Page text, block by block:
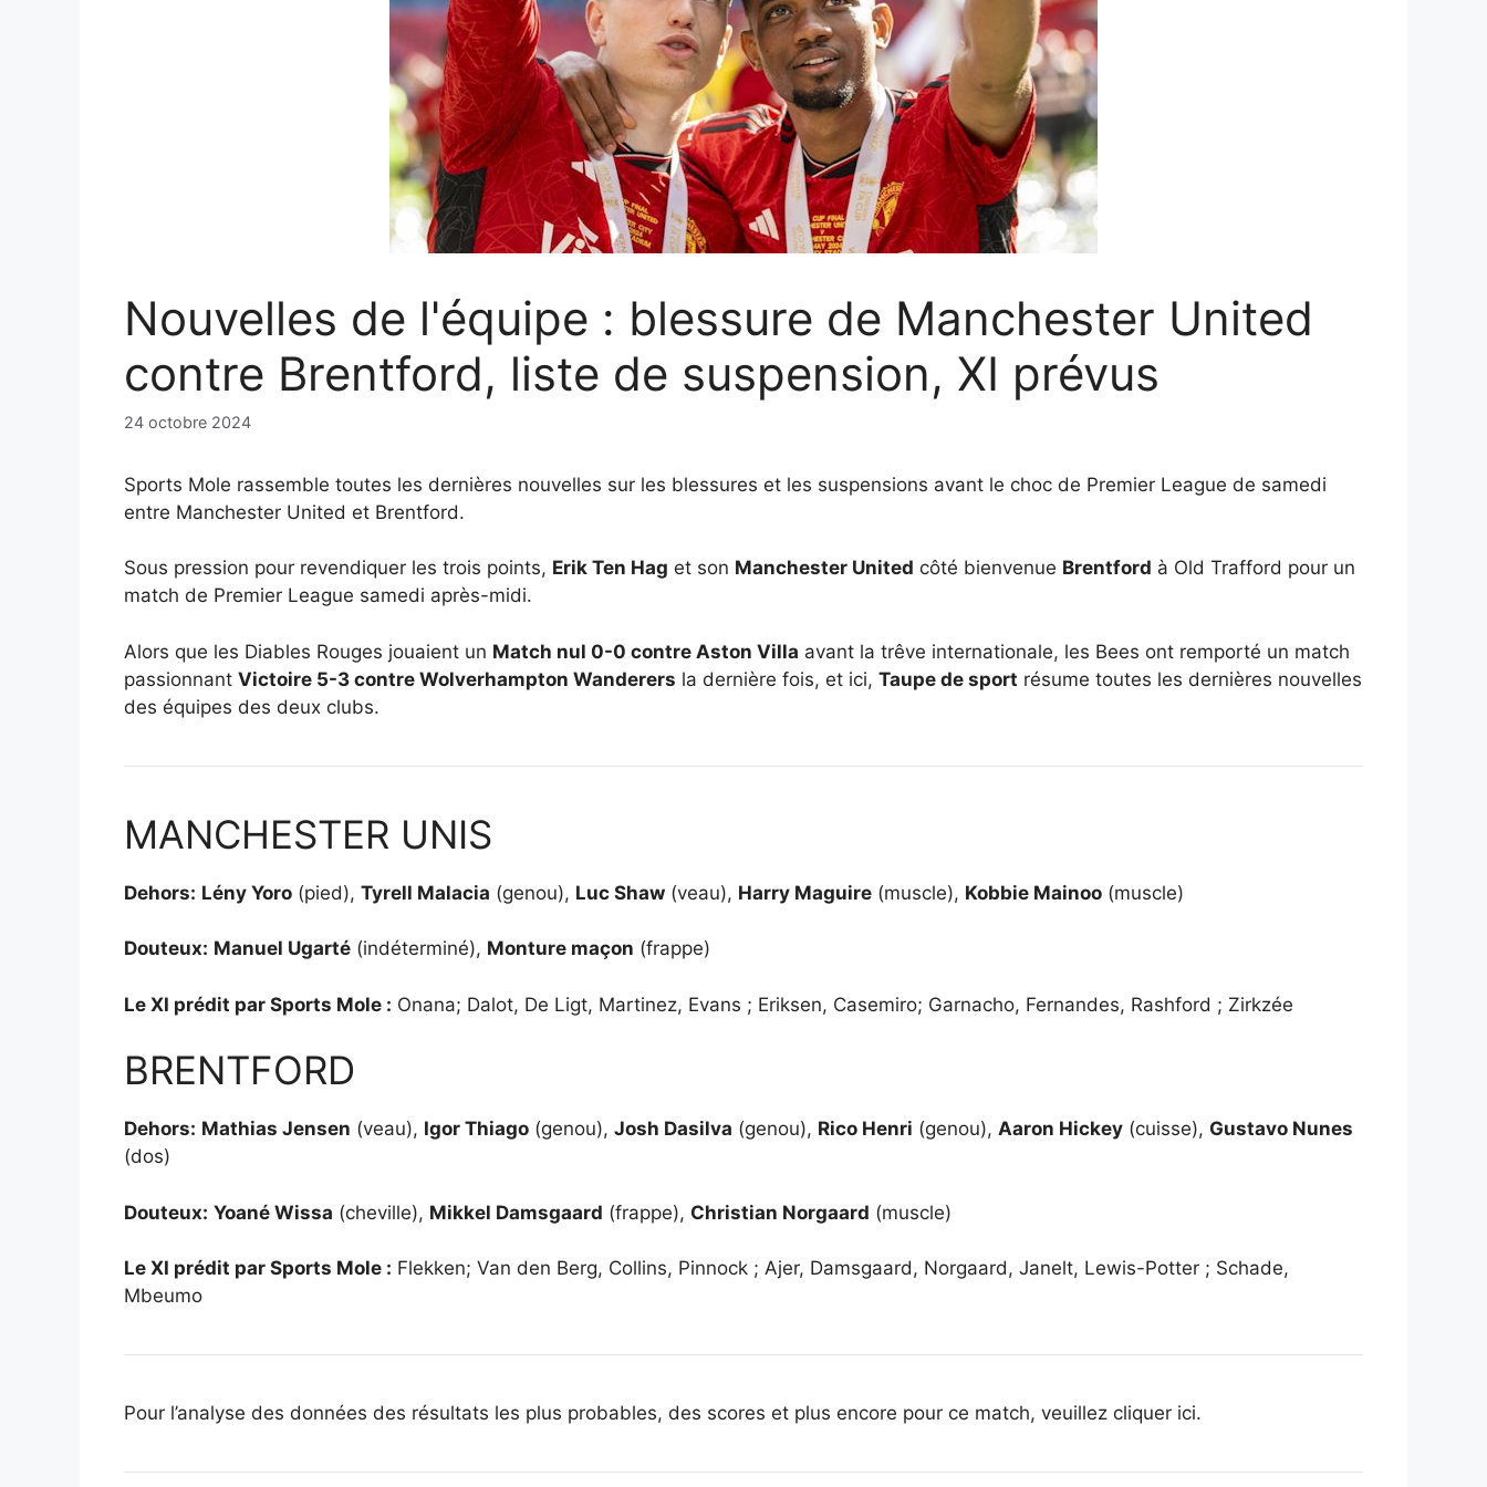
Nouvelles de l'équipe : blessure de Manchester United
contre Brentford, liste de suspension, XI prévus
24 octobre 2024
Sports Mole rassemble toutes les dernières nouvelles sur les blessures et les suspensions avant le choc de Premier League de samedi
entre Manchester United et Brentford.
Sous pression pour revendiquer les trois points, Erik Ten Hag et son Manchester United côté bienvenue Brentford à Old Trafford pour un
match de Premier League samedi après-midi.
Alors que les Diables Rouges jouaient un Match nul 0-0 contre Aston Villa avant la trêve internationale, les Bees ont remporté un match
passionnant Victoire 5-3 contre Wolverhampton Wanderers la dernière fois, et ici, Taupe de sport résume toutes les dernières nouvelles
des équipes des deux clubs.
MANCHESTER UNIS
Dehors: Lény Yoro (pied), Tyrell Malacia (genou), Luc Shaw (veau), Harry Maguire (muscle), Kobbie Mainoo (muscle)
Douteux: Manuel Ugarté (indéterminé), Monture maçon (frappe)
Le XI prédit par Sports Mole : Onana; Dalot, De Ligt, Martinez, Evans ; Eriksen, Casemiro; Garnacho, Fernandes, Rashford ; Zirkzée
BRENTFORD
Dehors: Mathias Jensen (veau), Igor Thiago (genou), Josh Dasilva (genou), Rico Henri (genou), Aaron Hickey (cuisse), Gustavo Nunes
(dos)
Douteux: Yoané Wissa (cheville), Mikkel Damsgaard (frappe), Christian Norgaard (muscle)
Le XI prédit par Sports Mole : Flekken; Van den Berg, Collins, Pinnock ; Ajer, Damsgaard, Norgaard, Janelt, Lewis-Potter ; Schade,
Mbeumo
Pour l’analyse des données des résultats les plus probables, des scores et plus encore pour ce match, veuillez cliquer ici.